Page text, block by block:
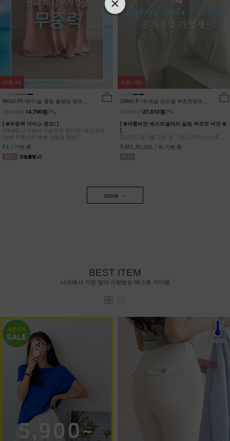
NK62-PI-16/디슬 쿨링 올밴딩 팬츠
7%
14,790원
[ ❄️무중력 아이스 팬츠! ]
[55-88] 나크에서 야심차게 준비한! 체감무게
0g에 주름까지 예쁜 크링클 팬츠!
F,L / 기본,롱
리뷰 43
DM62-P-10/르솜 리오셀 부츠컷팬츠
7%
27,810원
[ ❄️여름버전 베스트셀러의 슬림 부츠컷 버전 ❄️
]
[S-2XL] 공기를 입은 듯 가볍고 뛰어난 신축성
원단에 슬림함을 더한 부츠컷 팬츠!
S,M,L,XL,2XL / 숏,기본,롱
리뷰 100
more
BEST ITEM
나크에서 가장 많이 사랑받는 베스트 아이템